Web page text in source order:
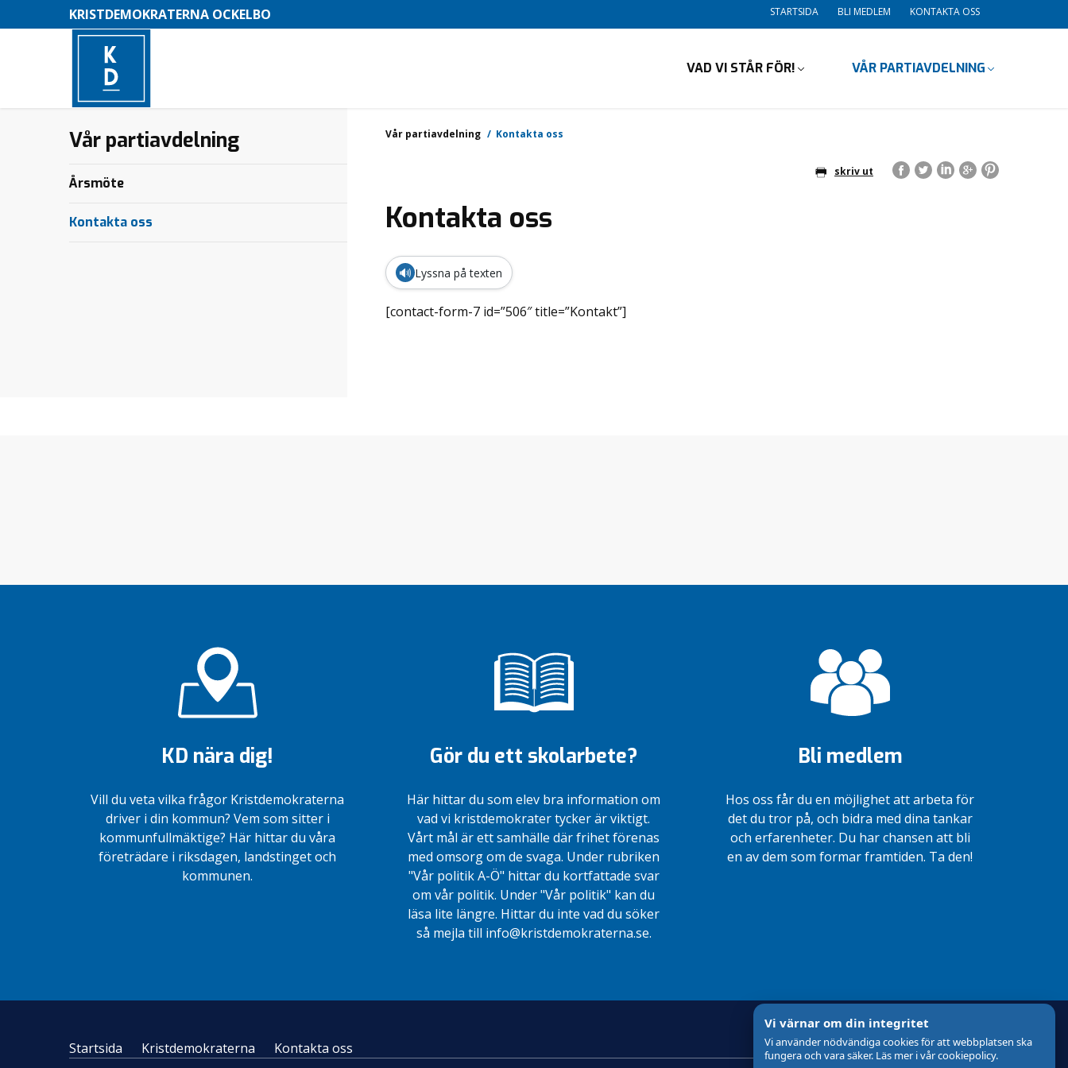
KRISTDEMOKRATERNA OCKELBO STARTSIDA BLI MEDLEM KONTAKTA OSS
VAD VI STÅR FÖR! VÅR PARTIAVDELNING
Vår partiavdelning Kontakta oss
skriv ut
Kontakta oss
🔊 Lyssna på texten
[contact-form-7 id=”506″ title=”Kontakt”]
Vår partiavdelning
Årsmöte
Kontakta oss
KD nära dig!
Vill du veta vilka frågor Kristdemokraterna
driver i din kommun? Vem som sitter i
kommunfullmäktige? Här hittar du våra
företrädare i riksdagen, landstinget och
kommunen.
Gör du ett skolarbete?
Här hittar du som elev bra information om
vad vi kristdemokrater tycker är viktigt.
Vårt mål är ett samhälle där frihet förenas
med omsorg om de svaga. Under rubriken
"Vår politik A-Ö" hittar du kortfattade svar
om vår politik. Under "Vår politik" kan du
läsa lite längre. Hittar du inte vad du söker
så mejla till info@kristdemokraterna.se.
Bli medlem
Hos oss får du en möjlighet att arbeta för
det du tror på, och bidra med dina tankar
och erfarenheter. Du har chansen att bli
en av dem som formar framtiden. Ta den!
Startsida Kristdemokraterna Kontakta oss
Vi värnar om din integritet
Vi använder nödvändiga cookies för att webbplatsen ska
fungera och vara säker. Läs mer i vår cookiepolicy.